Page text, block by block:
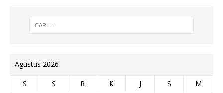
Agustus 2026
S S R K J S
M